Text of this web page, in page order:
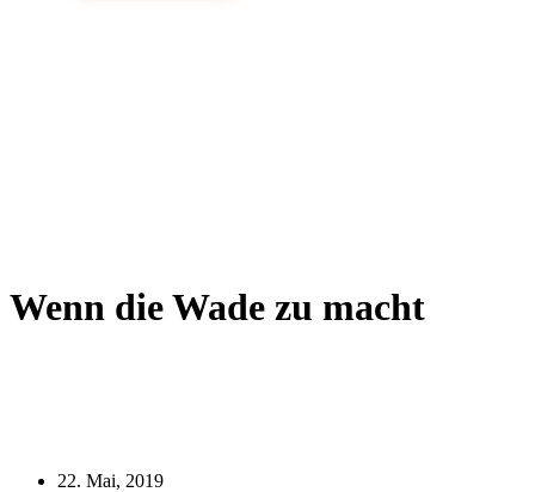
Wenn die Wade zu macht
22. Mai, 2019